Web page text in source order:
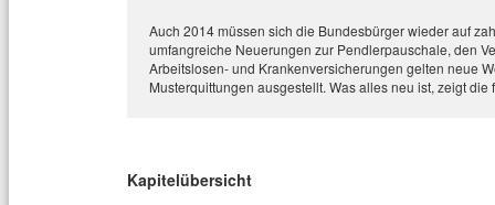
Auch 2014 müssen sich die Bundesbürger wieder auf
umfangreiche Neuerungen zur Pendlerpauschale, den
Arbeitslosen- und Krankenversicherungen gelten neue
Musterquittungen ausgestellt. Was alles neu ist, zeigt die
Kapitelübersicht